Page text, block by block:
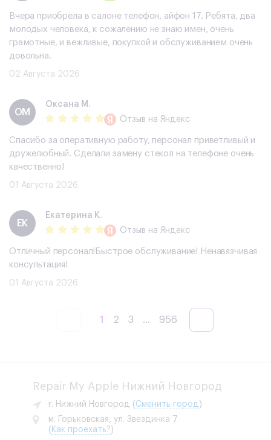
Вчера приобрела в салоне телефон, айфон 17. Ребята, два
молодых человека, к сожалению не знаю имен, очень
грамотные, и вежливые, покупкой и обслуживанием очень
довольна.
02 Августа 2026
ОМ
Оксана М.
Отзыв на Яндекс
Спасибо за оперативную работу, персонал приветливый и
дружелюбный. Сделали замену стекол на телефоне очень
качественно!
01 Августа 2026
ЕК
Екатерина К.
Отзыв на Яндекс
Отличный персонал!Быстрое обслуживание! Ненавязчивая
консультация!
01 Августа 2026
1 2 3 ... 956
Repair My Apple Нижний Новгород
г. Нижний Новгород ( Сменить город )
м. Горьковская, ул. Звездинка 7
( Как проехать? )